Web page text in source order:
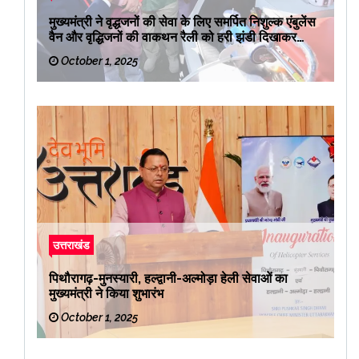
मुख्यमंत्री ने वृद्धजनों की सेवा के लिए समर्पित निशुल्क एंबुलेंस
वैन और वृद्धिजनों की वाकथन रैली को हरी झंडी दिखाकर
रवाना किया
October 1, 2025
उत्तराखंड
पिथौरागढ़-मुनस्यारी, हल्द्वानी-अल्मोड़ा हेली सेवाओं का
मुख्यमंत्री ने किया शुभारंभ
October 1, 2025